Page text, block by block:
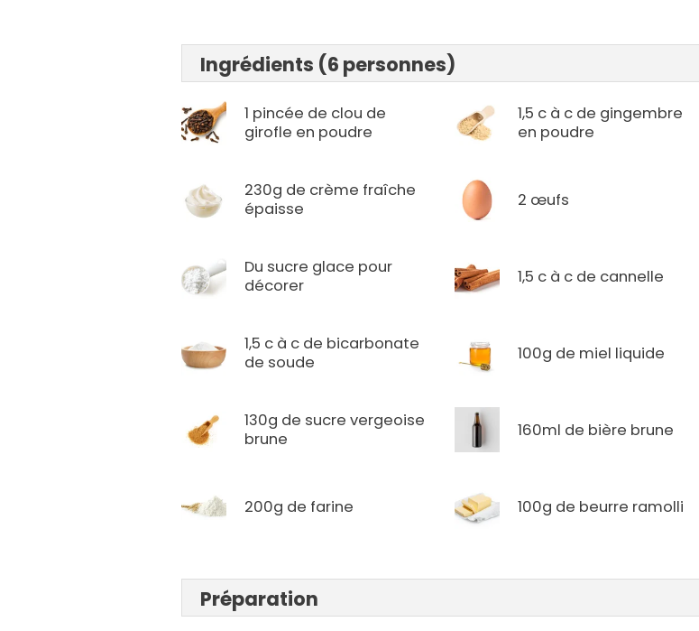
Ingrédients (6 personnes)
1 pincée de clou de
girofle en poudre
1,5 c à c de gingembre
en poudre
230g de crème fraîche
épaisse
2 œufs
Du sucre glace pour
décorer
1,5 c à c de cannelle
1,5 c à c de bicarbonate
de soude
100g de miel liquide
130g de sucre vergeoise
brune
160ml de bière brune
200g de farine 100g de beurre ramolli
Préparation